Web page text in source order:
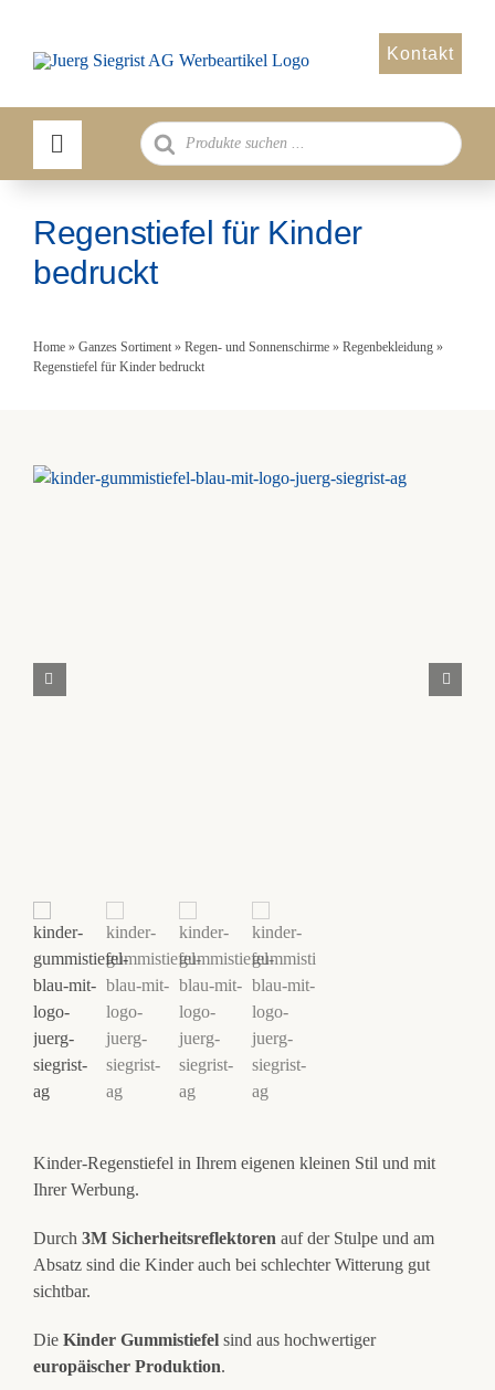
springen
Kontakt
Products
search
Regenstiefel für Kinder
bedruckt
Home» Ganzes Sortiment» Regen- und Sonnenschirme» Regenbekleidung»
Regenstiefel für Kinder bedruckt
Kinder-Regenstiefel in Ihrem eigenen kleinen Stil und mit
Ihrer Werbung.
Durch 3M Sicherheitsreflektoren auf der Stulpe und am
Absatz sind die Kinder auch bei schlechter Witterung gut
sichtbar.
Die Kinder Gummistiefelsind aus hochwertiger
europäischer Produktion.